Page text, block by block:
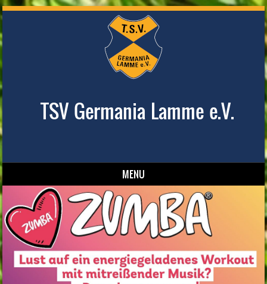
TSV Germania Lamme e.V.
MENU
Skip to content